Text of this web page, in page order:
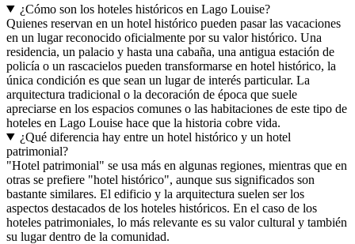
¿Cómo son los hoteles históricos en Lago Louise?
Quienes reservan en un hotel histórico pueden pasar las vacaciones
en un lugar reconocido oficialmente por su valor histórico. Una
residencia, un palacio y hasta una cabaña, una antigua estación de
policía o un rascacielos pueden transformarse en hotel histórico, la
única condición es que sean un lugar de interés particular. La
arquitectura tradicional o la decoración de época que suele
apreciarse en los espacios comunes o las habitaciones de este tipo de
hoteles en Lago Louise hace que la historia cobre vida.
¿Qué diferencia hay entre un hotel histórico y un hotel
patrimonial?
"Hotel patrimonial" se usa más en algunas regiones, mientras que en
otras se prefiere "hotel histórico", aunque sus significados son
bastante similares. El edificio y la arquitectura suelen ser los
aspectos destacados de los hoteles históricos. En el caso de los
hoteles patrimoniales, lo más relevante es su valor cultural y también
su lugar dentro de la comunidad.